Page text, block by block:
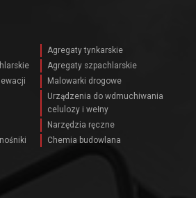
Agregaty tynkarskie
Agregaty szpachlarskie
Malowarki drogowe
Urządzenia do wdmuchiwania
celulozy i wełny
Narzędzia ręczne
Chemia budowlana